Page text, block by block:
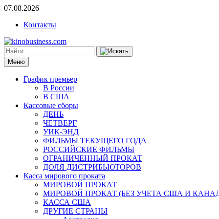
07.08.2026
Контакты
Меню
График премьер
В России
В США
Кассовые сборы
ДЕНЬ
ЧЕТВЕРГ
УИК-ЭНД
ФИЛЬМЫ ТЕКУЩЕГО ГОДА
РОССИЙСКИЕ ФИЛЬМЫ
ОГРАНИЧЕННЫЙ ПРОКАТ
ДОЛЯ ДИСТРИБЬЮТОРОВ
Касса мирового проката
МИРОВОЙ ПРОКАТ
МИРОВОЙ ПРОКАТ (БЕЗ УЧЕТА США И
КАССА США
ДРУГИЕ СТРАНЫ